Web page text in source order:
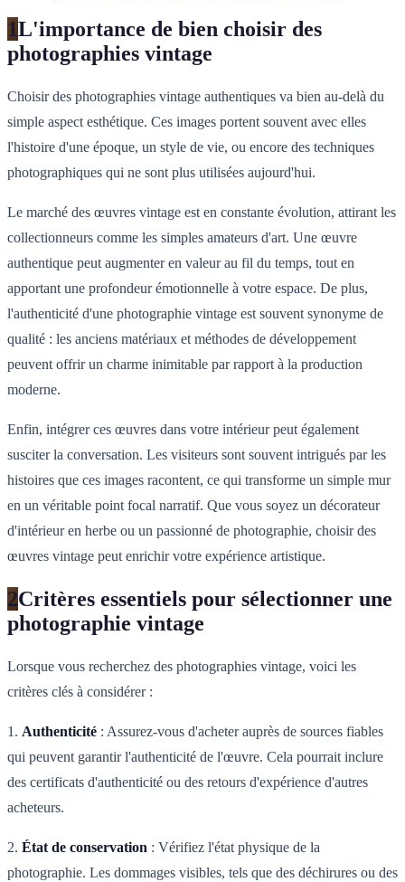
1L'importance de bien choisir des
photographies vintage
Choisir des photographies vintage authentiques va bien au-delà du
simple aspect esthétique. Ces images portent souvent avec elles
l'histoire d'une époque, un style de vie, ou encore des techniques
photographiques qui ne sont plus utilisées aujourd'hui.
Le marché des œuvres vintage est en constante évolution, attirant les
collectionneurs comme les simples amateurs d'art. Une œuvre
authentique peut augmenter en valeur au fil du temps, tout en
apportant une profondeur émotionnelle à votre espace. De plus,
l'authenticité d'une photographie vintage est souvent synonyme de
qualité : les anciens matériaux et méthodes de développement
peuvent offrir un charme inimitable par rapport à la production
moderne.
Enfin, intégrer ces œuvres dans votre intérieur peut également
susciter la conversation. Les visiteurs sont souvent intrigués par les
histoires que ces images racontent, ce qui transforme un simple mur
en un véritable point focal narratif. Que vous soyez un décorateur
d'intérieur en herbe ou un passionné de photographie, choisir des
œuvres vintage peut enrichir votre expérience artistique.
2Critères essentiels pour sélectionner une
photographie vintage
Lorsque vous recherchez des photographies vintage, voici les
critères clés à considérer :
1. Authenticité : Assurez-vous d'acheter auprès de sources fiables
qui peuvent garantir l'authenticité de l'œuvre. Cela pourrait inclure
des certificats d'authenticité ou des retours d'expérience d'autres
acheteurs.
2. État de conservation : Vérifiez l'état physique de la
photographie. Les dommages visibles, tels que des déchirures ou des